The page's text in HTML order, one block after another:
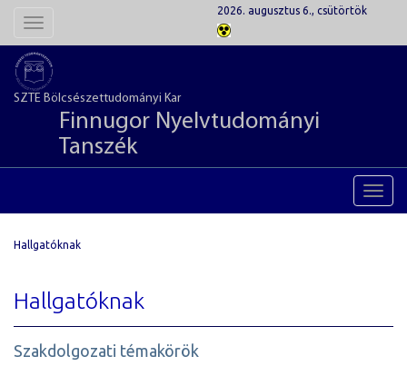
Toggle
2026. augusztus 6., csütörtök
SZTE Bölcsészettudományi Kar
Finnugor Nyelvtudományi
Tanszék
Hallgatóknak
Hallgatóknak
Szakdolgozati témakörök